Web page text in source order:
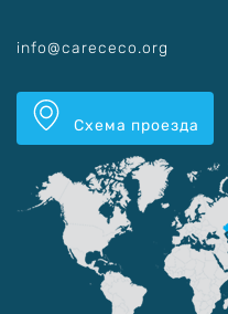
info@carececo.org
Схема проезда